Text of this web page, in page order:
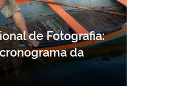
de Fotografia:
da